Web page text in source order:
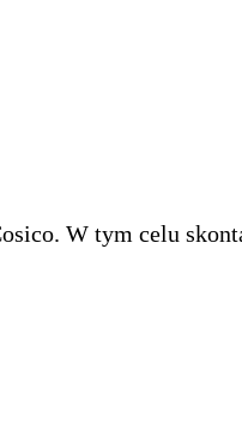
W tym celu